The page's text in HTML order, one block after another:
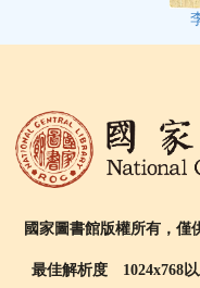
國家圖書館版權所有，僅
最佳解析度 1024x768